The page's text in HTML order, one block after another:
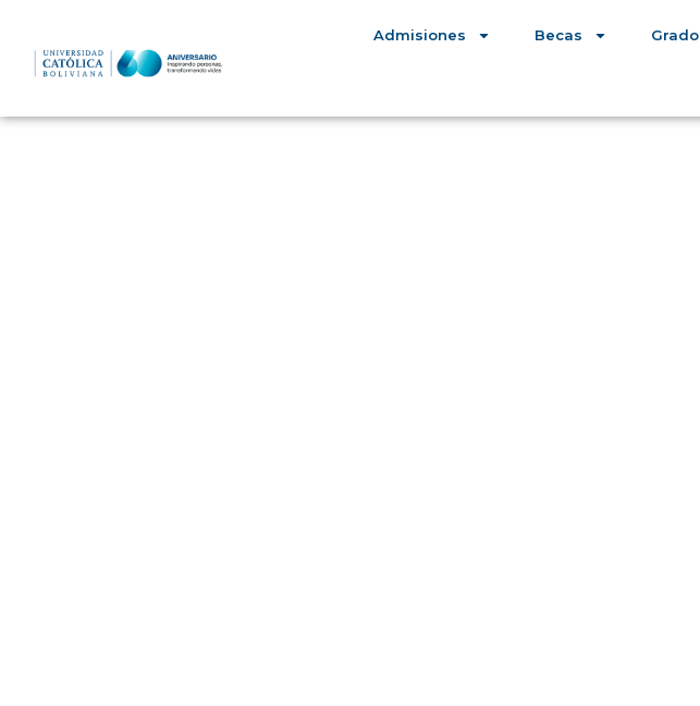
Admisiones Becas Grado